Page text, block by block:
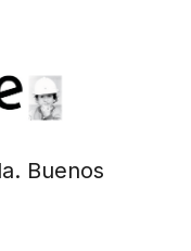
Buenos